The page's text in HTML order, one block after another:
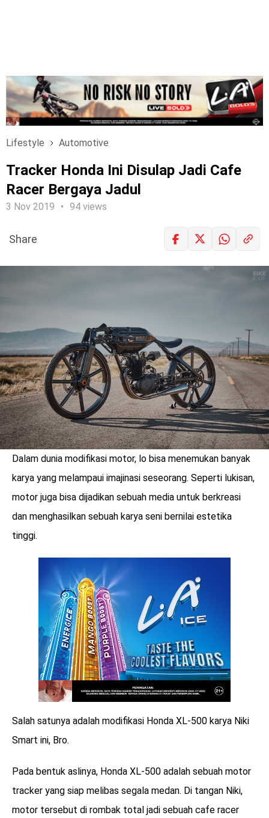
Lifestyle Automotive
Tracker Honda Ini Disulap Jadi Cafe
Racer Bergaya Jadul
3 Nov 2019 94 views
benefit
Share
Dalam dunia modifikasi motor, lo bisa menemukan banyak
karya yang melampaui imajinasi seseorang. Seperti lukisan,
motor juga bisa dijadikan sebuah media untuk berkreasi
dan menghasilkan sebuah karya seni bernilai estetika
tinggi.
Salah satunya adalah modifikasi Honda XL-500 karya Niki
Smart ini, Bro.
Pada bentuk aslinya, Honda XL-500 adalah sebuah motor
tracker yang siap melibas segala medan. Di tangan Niki,
motor tersebut di rombak total jadi sebuah cafe racer